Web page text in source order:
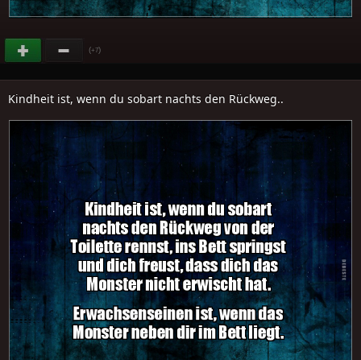
(+7)
Kindheit ist, wenn du sobart nachts den Rückweg..